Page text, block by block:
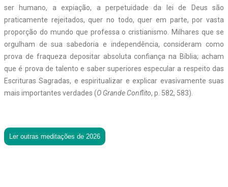
ser humano, a expiação, a perpetuidade da lei de Deus são
praticamente rejeitados, quer no todo, quer em parte, por vasta
proporção do mundo que professa o cristianismo. Milhares que se
orgulham de sua sabedoria e independência, consideram como
prova de fraqueza depositar absoluta confiança na Bíblia; acham
que é prova de talento e saber superiores especular a respeito das
Escrituras Sagradas, e espiritualizar e explicar evasivamente suas
mais importantes verdades (O Grande Conflito, p. 582, 583).
Ler outras meditações de 2026